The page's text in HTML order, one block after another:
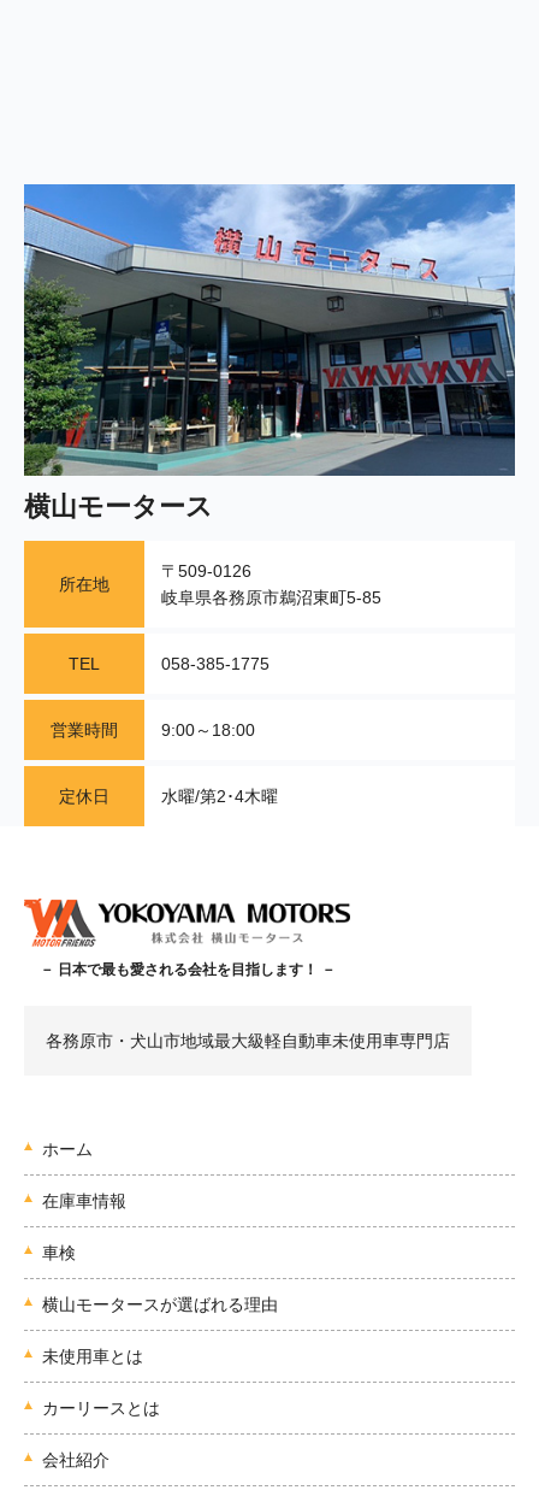
横山モータース
所在地
〒509-0126
岐阜県各務原市鵜沼東町5-85
TEL 058-385-1775
営業時間 9:00～18:00
定休日 水曜/第2･4木曜
－ 日本で最も愛される会社を目指します！ －
各務原市・犬山市地域最大級軽自動車未使用車専門店
ホーム
在庫車情報
車検
横山モータースが選ばれる理由
未使用車とは
カーリースとは
会社紹介